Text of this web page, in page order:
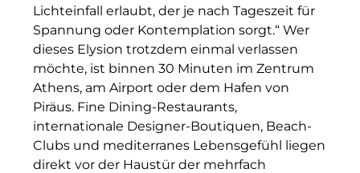
123C DIGITAL CONSULTING GMBH
Dr. Aribert Spiegler - Fotografie
Dr. Hans Kröner-Stiftung
IGENUS Immobilien
Pride SKIN
Lichteinfall erlaubt, der je nach Tageszeit für
Spannung oder Kontemplation sorgt.“ Wer
dieses Elysion trotzdem einmal verlassen
möchte, ist binnen 30 Minuten im Zentrum
Athens, am Airport oder dem Hafen von
Piräus. Fine Dining-Restaurants,
internationale Designer-Boutiquen, Beach-
Clubs und mediterranes Lebensgefühl liegen
direkt vor der Haustür der mehrfach